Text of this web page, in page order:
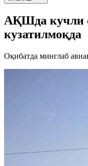
АҚШда кучли
кузатилмоқда
Оқибатда минглаб